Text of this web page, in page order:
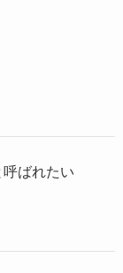
ばれたい